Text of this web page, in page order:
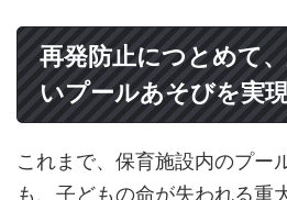
再発防止につとめて
いプールあそびを実
これまで、保育施設内のプー
も、子どもの命が失われる重